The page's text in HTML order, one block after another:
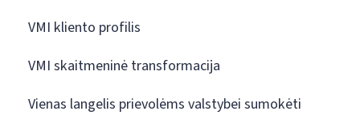
VMI kliento profilis
VMI skaitmeninė transformacija
Vienas langelis prievolėms valstybei sumokėti